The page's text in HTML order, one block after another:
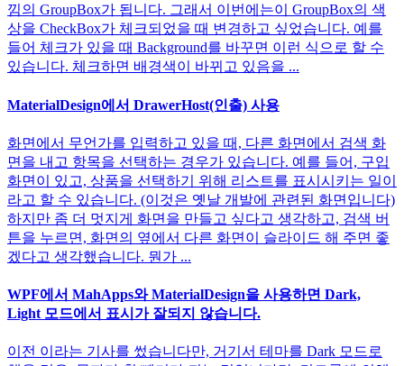
낌의 GroupBox가 됩니다. 그래서 이번에는이 GroupBox의 색
상을 CheckBox가 체크되었을 때 변경하고 싶었습니다. 예를
들어 체크가 있을 때 Background를 바꾸면 이런 식으로 할 수
있습니다. 체크하면 배경색이 바뀌고 있음을 ...
MaterialDesign에서 DrawerHost(인출) 사용
화면에서 무언가를 입력하고 있을 때, 다른 화면에서 검색 화
면을 내고 항목을 선택하는 경우가 있습니다. 예를 들어, 구입
화면이 있고, 상품을 선택하기 위해 리스트를 표시시키는 일이
라고 할 수 있습니다. (이것은 옛날 개발에 관련된 화면입니다)
하지만 좀 더 멋지게 화면을 만들고 싶다고 생각하고, 검색 버
튼을 누르면, 화면의 옆에서 다른 화면이 슬라이드 해 주면 좋
겠다고 생각했습니다. 뭔가 ...
WPF에서 MahApps와 MaterialDesign을 사용하면 Dark,
Light 모드에서 표시가 잘되지 않습니다.
이전 이라는 기사를 썼습니다만, 거기서 테마를 Dark 모드로